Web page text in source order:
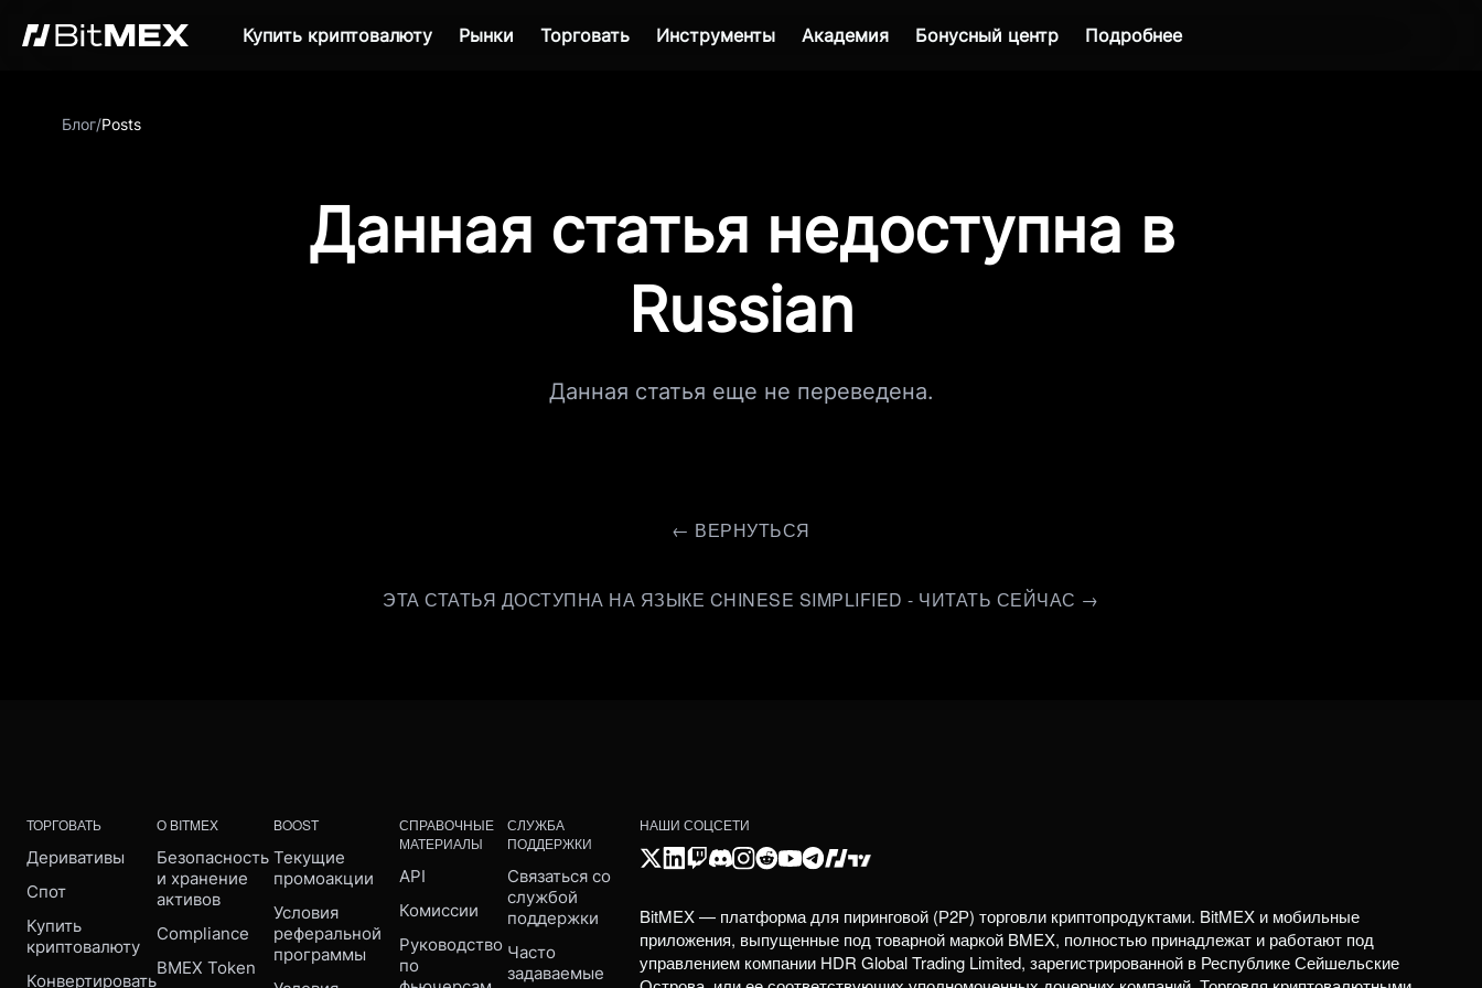
Купить криптовалюту Рынки Торговать Инструменты Академия Бонусный центр Подробнее
Блог/Posts
Данная статья недоступна в
Russian
Данная статья еще не переведена.
← ВЕРНУТЬСЯ
ЭТА СТАТЬЯ ДОСТУПНА НА ЯЗЫКЕ CHINESE SIMPLIFIED - ЧИТАТЬ СЕЙЧАС →
ТОРГОВАТЬ
Деривативы
Спот
Купить
криптовалюту
Конвертировать
О BITMEX
Безопасность
и хранение
активов
Compliance
BMEX Token
BOOST
Текущие
промоакции
Условия
реферальной
программы
СПРАВОЧНЫЕ
МАТЕРИАЛЫ
API
Комиссии
Руководство
по
СЛУЖБА
ПОДДЕРЖКИ
Связаться со
службой
поддержки
Часто
задаваемые
НАШИ СОЦСЕТИ
BitMEX — платформа для пиринговой (Р2Р) торговли криптопродуктами. BitMEX и мобильные
приложения, выпущенные под товарной маркой BMEX, полностью принадлежат и работают под
управлением компании HDR Global Trading Limited, зарегистрированной в Республике Сейшельские